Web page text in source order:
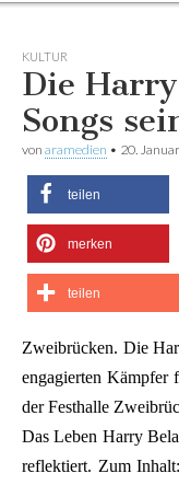
KULTUR
Die
Songs
von aramedien • 20.
teilen
merken
teilen
Zweibrücken. Die
engagierten
der Festhalle
Das Leben Harry
reflektiert. Zum